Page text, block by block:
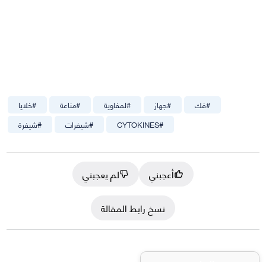
#خلايا #مناعة #لمفاوية #جهاز #فك
#شيفرة #شيفرات #
CYTOKINES
أعجبني
لم يعجبني
نسخ رابط المقالة